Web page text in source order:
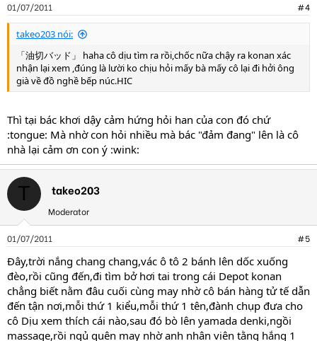
01/07/2011 #4
takeo203 nói:
「油切バッド」 haha cô dịu tìm ra rồi,chốc nữa chậy ra konan xác
nhận lại xem ,đúng là lười ko chịu hỏi mấy bà mấy cô lại đi hởi ông
già về đồ nghề bếp núc.HIC
Thì tại bác khơi dậy cảm hứng hỏi han của con đó chứ
:tongue: Mà nhờ con hỏi nhiều mà bác "đảm đang" lên là cô
nhà lại cảm ơn con ý :wink:
T takeo203
Moderator
01/07/2011 #5
Đây,trời nắng chang chang,vác ô tô 2 bánh lên dốc xuống
đèo,rồi cũng đến,đi tìm bở hơi tai trong cái Depot konan
chẳng biết nằm đâu cuối cùng may nhờ cô bán hàng tử tế dẫn
đến tận nơi,mỗi thứ 1 kiểu,mỗi thứ 1 tên,đành chụp đưa cho
cô Dịu xem thích cái nào,sau đó bò lên yamada denki,ngồi
massage,rồi ngủ quên may nhờ anh nhân viên tằng hắng 1